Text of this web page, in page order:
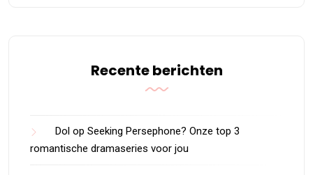
Recente berichten
Dol op Seeking Persephone? Onze top 3
romantische dramaseries voor jou